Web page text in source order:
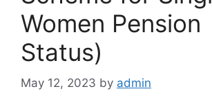
Women Pension
Status)
May 12, 2023 by admin